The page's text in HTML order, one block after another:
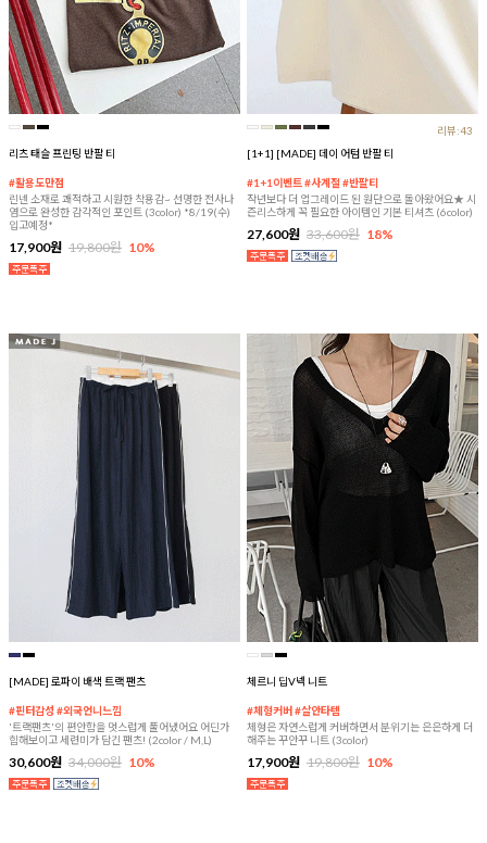
리츠 태슬 프린팅 반팔 티
#활용도만점
린넨 소재로 쾌적하고 시원한 착용감~ 선명한 전사나
염으로 완성한 감각적인 포인트 (3color) *8/19(수)
입고예정*
17,900원 19,800원 10%
리뷰:43
[1+1] [MADE] 데이 어텀 반팔 티
#1+1이벤트 #사계절 #반팔티
작년보다 더 업그레이드 된 원단으로 돌아왔어요★ 시
즌리스하게 꼭 필요한 아이템인 기본 티셔츠 (6color)
27,600원 33,600원 18%
[MADE] 로파이 배색 트랙 팬츠
#핀터감성 #외국언니느낌
'트랙팬츠'의 편안함을 멋스럽게 풀어냈어요 어딘가
힙해보이고 세련미가 담긴 팬츠! (2color / M,L)
30,600원 34,000원 10%
체르니 딥V넥 니트
#체형커버 #살안타템
체형은 자연스럽게 커버하면서 분위기는 은은하게 더
해주는 꾸안꾸 니트 (3color)
17,900원 19,800원 10%